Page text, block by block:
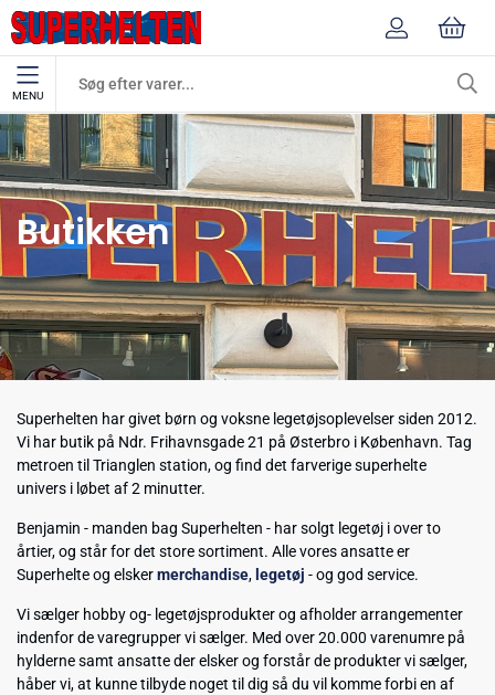
MENU
Forside Butikken
Butikken
Superhelten har givet børn og voksne legetøjsoplevelser siden 2012.
Vi har butik på Ndr. Frihavnsgade 21 på Østerbro i København. Tag
metroen til Trianglen station, og find det farverige superhelte
univers i løbet af 2 minutter.
Benjamin - manden bag Superhelten - har solgt legetøj i over to
årtier, og står for det store sortiment. Alle vores ansatte er
Superhelte og elskermerchandise, legetøj - og god service.
Vi sælger hobby og- legetøjsprodukter og afholder arrangementer
indenfor de varegrupper vi sælger. Med over 20.000 varenumre på
hylderne samt ansatte der elsker og forstår de produkter vi sælger,
håber vi, at kunne tilbyde noget til dig så du vil komme forbi en af